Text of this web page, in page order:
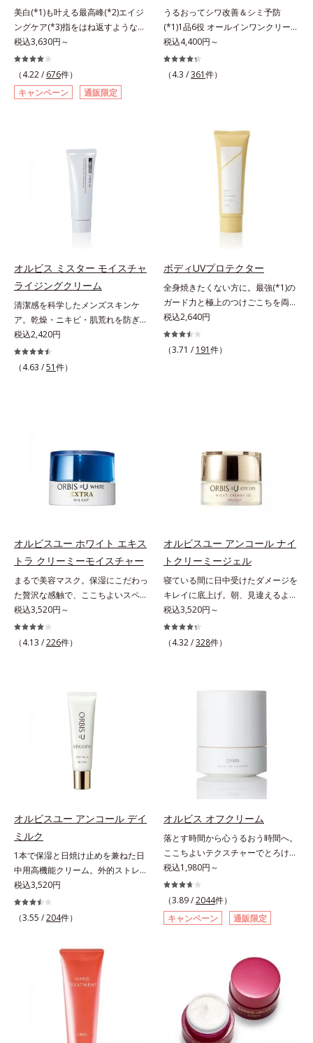
美白(*1)も叶える最高峰(*2)エイジ
ングケア(*3)指をはね返すような弾
力感が宿るハリ感 濃密フィットク
リーム。ハリも透明感(*4)も結果主
義。年齢サイン(*5)の因子に着目し
た肌科学エイジングケア(*3)シリー
ズ。オルビスユー ドットシリーズ
に現れる年齢サインについて研究を
進めたところ、弾力感のない状態で
ある「ハリのなさ」や、くすみ(*6)
などが現れている状態である「透明
感のなさ」が、大人の肌印象に大き
な影響を与えていることがわかりま
シリーズは美容成分(*7)として
「G.D.F.アクティベーター(*8)」を
配合。そして、従来から配合してい
る美白(*1)有効成分「トラネキサム
酸」を配合しました。さらに、シリ
ーズ共通の美容成分「GLルートブ
ースター(*9)」を配合することで、
肌のふっくら感や透明感を叶えま
す。*1 メラニンの生成を抑え、シ
ミ・ソバカスを防ぐ（ウォッシュを
除く）*2 オルビス内スキンケアシ
リーズの保湿力*3 年齢に応じたお
乾燥による*7 保湿成分*8 ロニ
セラカエルレア果汁、ノバラエキス
配合＝うるおいを与えハリと透明感
に満ちた肌へ導く保湿成分*9 メマ
ツヨイグサ抽出液、スイカズラエキ
ス配合＝角層のすみずみまで水分・
油分を保ち、ハリ・ツヤを与える保
湿成分*10 気持ちのこと
税込3,630円～
（4.22 / 676件）
キャンペーン
通販限定
うるおってシワ改善＆シミ予防
(*1)1品6役 オールインワンクリー
ム。オルビスアンバーは、いつも⾃
然体で美しくありたいと願う⼤⼈世
代に寄り添うブランドです。年齢印
れで賢いケアを。ライフスタイルに
なじむ、若々しい印象(*2)作りのサ
ポートをします。オルビスアンバー
ヴァイタルトリートメントクリーム
「オルビスアンバー ヴァイタルト
リートメントクリーム」は、1品
で、化粧水、クリーム、シワ改善・
美白(*1)美容液、乳液・保湿液、ネ
担い、複合的にアプローチ。Wナイ
アシン(*4)によるシワ改善・シミ予
防に加え、複合成分コラーゲンコン
プレックスSPが肌のハリを徹底サポ
ート。肌なじみのよいクリーム構造
で角層まで保湿成分が浸透し、うる
おいをギュッと閉じ込めます。洗顔
ケアとして*4 ナイアシンアミド
税込4,400円～
（4.3 /361件）
オルビス ミスター モイスチャ
ライジングクリーム
清潔感を科学したメンズスキンケ
ア。乾燥・ニキビ・肌荒れを防ぎハ
リ・ツヤのある、好印象な清潔透明
肌(*1)へ。オルビスミスターは、男
性の清潔感、爽やかさ、若々しさの
の乾燥・テカリへのケアはそのまま
に、肌荒れ・ニキビ予防など“今”の
肌悩みに応え、“未来”を見据えて好
印象の鍵となるハリ・ツヤへもアプ
アイテム同士をなじみやすくする
「うるおいコネクト設計」を採用。
8アイテム分の機能を3ステップに集
約し、よりシンプルなお手入れで、
ハリ・ツヤのある好印象な清潔透明
肌(*1)へ導きます。*1 うるおいによ
る透明感のある肌*2 男性の顔画像
を用いた印象評価において、基準画
2022年12月22日時点で、科学文献
データベースPubMed及びGoogle
scholarにより国内化粧品業界にお
いて該当文献がないことを確認（ポ
ーラ化成研究所調べ）
税込2,420円
（4.63 /51件）
ボディUVプロテクター
全身焼きたくない方に。最強(*1)の
ガード力と極上のつけごこちを両
立。“肌を整える”日焼け止め。絶対
に焼きたくない方に。SPF50+・
PA++++。最強(*1)のガード力を持
UVカット効果の低下を予防しま
す。それでいて、肌にスルスルのび
てピタッと密着するジェル感触で、
毎日使いたくなる極上のつけごこ
ち。さらに、塗るたびにうれしいス
機能を維持する白様雪(R)エキス(*2)
とアルニカ花エキス(*3)が、紫外線
ダメージ(*4)にもゆらぎにくいすこ
やかな肌に整え、ローズヒップエキ
ス(*5)と浸透型コラーゲン(*6)が透
明感を引き出し、肌のハリ感をサポ
ートします。スーパーウォータープ
ルーフだから、海やプールなどのア
りのため、顔に使用する場合は、化
粧下地のご使用をおすすめします。
とすときには洗浄料やボディ用洗浄
料を使って、ていねいに洗い流して
ルビス サンスクリーン®内ウォータ
ープルーフ効果として*2 サッカロ
ミセス/ハトムギ種子発酵液配合＝
保湿成分*3 保湿成分*4 乾燥など*5
カニナバラ果実エキス配合＝保湿成
分*6 加水分解コラーゲン配合＝保
税込2,640円
（3.71 / 191件）
オルビスユー ホワイト エキス
トラ クリーミーモイスチャー
まるで美容マスク。保湿にこだわっ
た贅沢な感触で、ここちよいスペシ
ャルケアを。若々しく透明感のある
美肌を構成する要素と、年齢肌(*1)
のメラニン生成にアプローチして、
上げを図ります。さらに、シミと年
齢の関係に着目。点在するシミだけ
でなく、メラニンが蓄積しがちな年
齢肌の“メラニンメタボ(*2)”にアプ
ローチして、澄みわたる美肌を目指
します。*1 年齢を重ねた肌*2 メラ
ニンが過剰に生成する状態*3 メラ
を防ぐ*4 コラーゲン・トリペプチ
税込3,520円～
（4.13 /226件）
オルビスユー アンコール ナイ
トクリーミージェル
寝ている間に日中受けたダメージを
キレイに底上げ。朝、見違えるよう
なハリ感に。諦めかけていたハリ不
足、うるおい低下に先端科学ケア
(*1)でアプローチするエイジングケ
感のある肌へ導きます。さらに、水
でも油でもない第3の成分、even
配合することにより、水でも油でも
実現できなかった、“濃密なうるお
つの感触の両立に成功。ごわつく年
齢肌を柔肌に整え、未体験の肌感触
を叶えます。*1 保湿*2 年齢に応じ
たお手入れ *3 D.N.A.＝Daily New
Approach*4 HSP含有酵母エキス＝
保湿成分
税込3,520円～
（4.32 /328件）
オルビスユー アンコール デイ
ミルク
1本で保湿と日焼け止めを兼ねた日
中用高機能クリーム。外的ストレス
(*5)から肌を徹底ガード。諦めかけ
ていたハリ不足、うるおい低下に先
端科学ケア(*1)でアプローチするエ
D.N.A.(*3) ヒビスエキスとHSP（ヒ
ートショックプロテイン）(*4)の合
わせ技で、目元、フェイスラインな
ど、年齢を重ねるにつれハリ不足、
うるおい低下を感じやすい部位に働
きかけ、ハリ感のある肌へ導きま
税込3,520円
（3.55 /204件）
オルビス オフクリーム
落とす時間から心うるおう時間へ。
ここちよいテクスチャーでとろける
クレンジング。“落とすだけ”の時間
から、かけがえのないリラックスタ
イムへ―。忙しい日々を送る現代女
性にとって、クレンジングは“落と
すだけ”の作業になりがち。オルビ
切り替える大切なステップとなるク
レンジング。人が本能的にここちよ
さを感じる“秒速5cm”の動きに着目
し、顔全体にやさしく円を描くよう
になじませると、自然とその動きに
導くこだわりのテクスチャーを採用
税込1,980円～
（3.89 /2044件）
キャンペーン
通販限定